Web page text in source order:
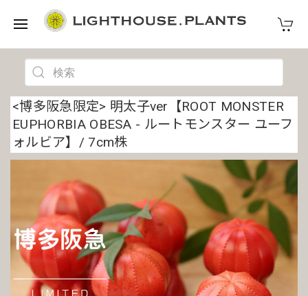
<博多阪急限定> 明太子ver【ROOT MONSTER
EUPHORBIA OBESA - ルートモンスター ユーフ
ォルビア】/ 7cm株